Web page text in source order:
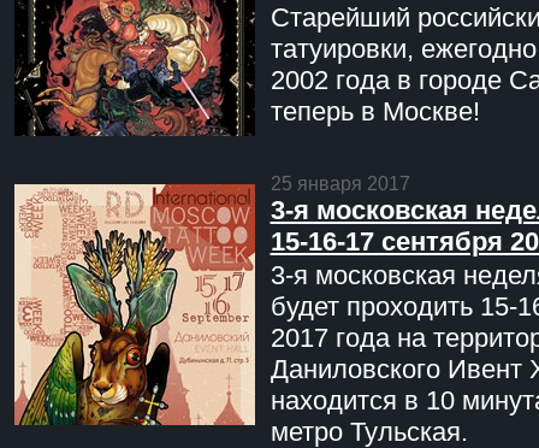
Старейший
татуировки,
2002 года в городе
теперь в Москве!
25 января 2017
3-я московская
15-16-17 сентября
3-я московская
будет проходить 15-
2017 года на
Даниловского Ивент
находится в 10
метро Тульская.